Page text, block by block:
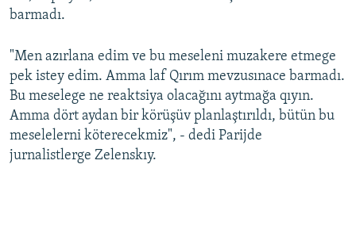
barmadı.
"Men azırlana edim ve bu meseleni muzakere etmege
pek istey edim. Amma laf Qırım mevzusınace barmadı.
Bu meselege ne reaktsiya olacağını aytmağa qıyın.
Amma dört aydan bir körüşüv planlaştırıldı, bütün bu
meselelerni köterecekmiz", - dedi Parijde
jurnalistlerge Zelenskıy.